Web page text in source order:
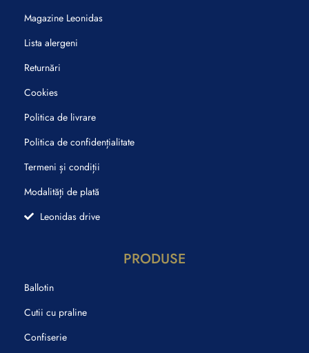
Magazine Leonidas
Lista alergeni
Returnări
Cookies
Politica de livrare
Politica de confidențialitate
Termeni și condiții
Modalități de plată
Leonidas drive
PRODUSE
Ballotin
Cutii cu praline
Confiserie